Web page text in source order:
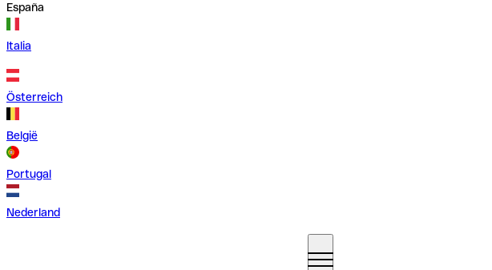
España
Italia
Österreich
België
Portugal
Nederland